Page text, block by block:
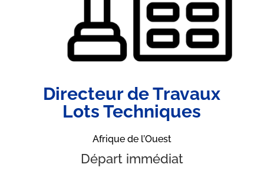
Directeur de Travaux
Lots Techniques
Afrique de l’Ouest
Départ immédiat